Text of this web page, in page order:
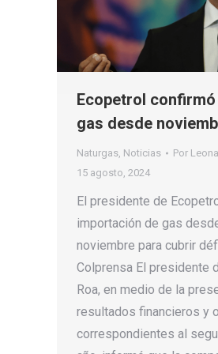
Ecopetrol
gas desde
Naturgas, Noticias Por
15 agosto, 2024
El presidente de
importación de gas
noviembre para cubrir
Colprensa El presidente
Roa, en medio de la
resultados financieros y
correspondientes al